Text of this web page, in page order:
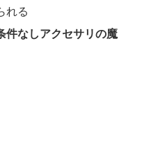
れる
件なしアクセサリの魔